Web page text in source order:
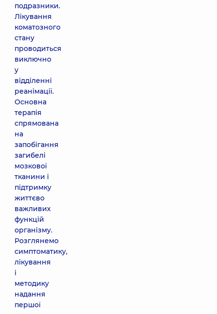
подразники.
Лікування
коматозного
стану
проводиться
виключно
у
відділенні
реанімації.
Основна
терапія
спрямована
на
запобігання
загибелі
мозкової
тканини і
підтримку
життєво
важливих
функцій
організму.
Розглянемо
симптоматику,
лікування
і
методику
надання
першої